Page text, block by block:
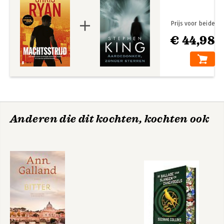
€ 44,98
Prijs voor beide
Anderen die dit kochten, kochten ook